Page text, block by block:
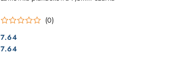
(0)
Cena:
7.64
Cena:
7.64